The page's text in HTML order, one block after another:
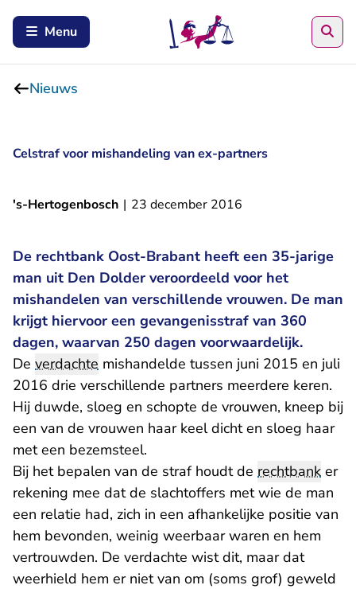
Menu
Nieuws
Celstraf voor mishandeling van ex-partners
's-Hertogenbosch | 23 december 2016
De rechtbank Oost-Brabant heeft een 35-jarige
man uit Den Dolder veroordeeld voor het
mishandelen van verschillende vrouwen. De man
krijgt hiervoor een gevangenisstraf van 360
dagen, waarvan 250 dagen voorwaardelijk.
De verdachte mishandelde tussen juni 2015 en juli
2016 drie verschillende partners meerdere keren.
Hij duwde, sloeg en schopte de vrouwen, kneep bij
een van de vrouwen haar keel dicht en sloeg haar
met een bezemsteel.
Bij het bepalen van de straf houdt de rechtbank er
rekening mee dat de slachtoffers met wie de man
een relatie had, zich in een afhankelijke positie van
hem bevonden, weinig weerbaar waren en hem
vertrouwden. De verdachte wist dit, maar dat
weerhield hem er niet van om (soms grof) geweld